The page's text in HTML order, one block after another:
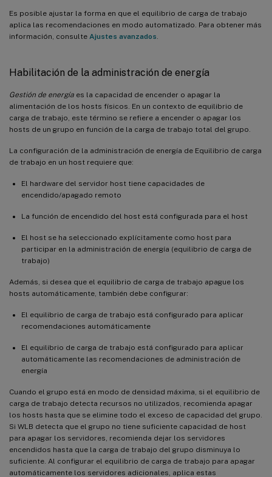
Es posible ajustar la forma en que el equilibrio de carga de trabajo
aplica las recomendaciones en modo automatizado. Para obtener más
información, consulte Ajustes avanzados
Habilitación de la administración de energía
Gestión de energía es la capacidad de encender o apagar la
alimentación de los hosts físicos. En un contexto de equilibrio de
carga de trabajo, este término se refiere a encender o apagar los
hosts de un grupo en función de la carga de trabajo total del grupo.
La configuración de la administración de energía de Equilibrio de carga
de trabajo en un host requiere que:
El hardware del servidor host tiene capacidades de
encendido/apagado remoto
La función de encendido del host está configurada para el host
El host se ha seleccionado explícitamente como host para
participar en la administración de energía (equilibrio de carga de
trabajo)
Además, si desea que el equilibrio de carga de trabajo apague los
hosts automáticamente, también debe configurar:
El equilibrio de carga de trabajo está configurado para aplicar
recomendaciones automáticamente
El equilibrio de carga de trabajo está configurado para aplicar
automáticamente las recomendaciones de administración de
energía
Cuando el grupo está en modo de densidad máxima, si el equilibrio de
carga de trabajo detecta recursos no utilizados, recomienda apagar
los hosts hasta que se elimine todo el exceso de capacidad del grupo.
Si WLB detecta que el grupo no tiene suficiente capacidad de host
para apagar los servidores, recomienda dejar los servidores
encendidos hasta que la carga de trabajo del grupo disminuya lo
suficiente. Al configurar el equilibrio de carga de trabajo para apagar
automáticamente los servidores adicionales, aplica estas